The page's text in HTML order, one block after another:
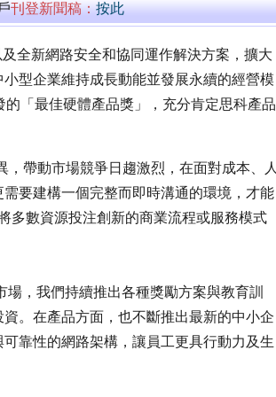
刊登新聞稿：按此
全新網路安全和協同運作解決方案，擴大
型企業維持成長動能並發展永續的經營模
「最佳硬體產品獎」，充分肯定思科產品
，帶動市場競爭日趨激烈，在面對成本、人
要建構一個完整而即時溝通的環境，才能
多數資源投注創新的商業流程或服務模式
，我們持續推出各種獎勵方案與教育訓
。在產品方面，也不斷推出最新的中小企
靠性的網路架構，讓員工更具行動力及生